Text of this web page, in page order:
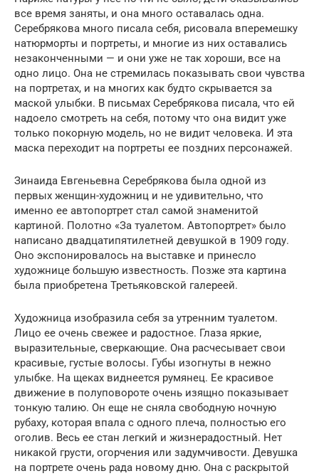
все время заняты, и она много оставалась одна.
Серебрякова много писала себя, рисовала вперемешку
натюрморты и портреты, и многие из них оставались
незаконченными — и они уже не так хороши, все на
одно лицо. Она не стремилась показывать свои чувства
на портретах, и на многих как будто скрывается за
маской улыбки. В письмах Серебрякова писала, что ей
надоело смотреть на себя, потому что она видит уже
только покорную модель, но не видит человека. И эта
маска переходит на портреты ее поздних персонажей.
Зинаида Евгеньевна Серебрякова была одной из
первых женщин-художниц и не удивительно, что
именно ее автопортрет стал самой знаменитой
картиной. Полотно «За туалетом. Автопортрет» было
написано двадцатипятилетней девушкой в 1909 году.
Оно экспонировалось на выставке и принесло
художнице большую известность. Позже эта картина
была приобретена Третьяковской галереей.
Художница изобразила себя за утренним туалетом.
Лицо ее очень свежее и радостное. Глаза яркие,
выразительные, сверкающие. Она расчесывает свои
красивые, густые волосы. Губы изогнуты в нежно
улыбке. На щеках виднеется румянец. Ее красивое
движение в полуповороте очень изящно показывает
тонкую талию. Он еще не сняла свободную ночную
рубаху, которая впала с одного плеча, полностью его
оголив. Весь ее стан легкий и жизнерадостный. Нет
никакой грусти, огорчения или задумчивости. Девушка
на портрете очень рада новому дню. Она с раскрытой